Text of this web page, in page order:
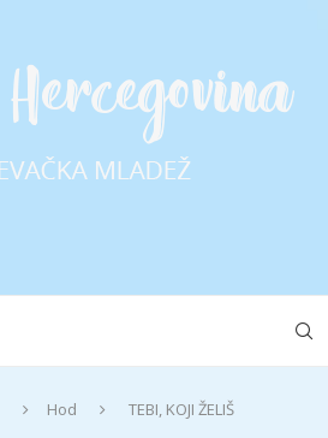
Hod
TEBI, KOJI ŽELIŠ